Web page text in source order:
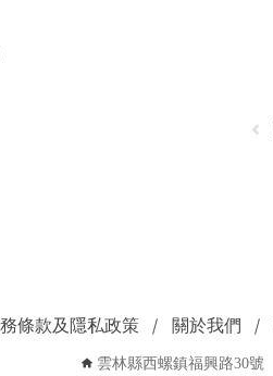
條款及隱私政策 關於我們
雲林縣西螺鎮福興路30號